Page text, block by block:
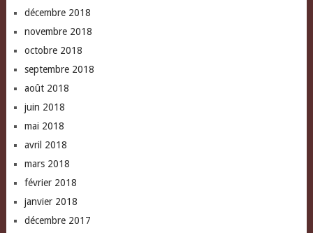
décembre 2018
novembre 2018
octobre 2018
septembre 2018
août 2018
juin 2018
mai 2018
avril 2018
mars 2018
février 2018
janvier 2018
décembre 2017